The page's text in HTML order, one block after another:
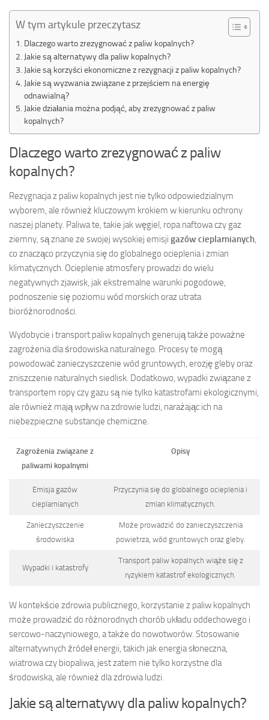
W tym artykule przeczytasz
Dlaczego warto zrezygnować z paliw kopalnych?
Jakie są alternatywy dla paliw kopalnych?
Jakie są korzyści ekonomiczne z rezygnacji z paliw kopalnych?
Jakie są wyzwania związane z przejściem na energię
odnawialną?
Jakie działania można podjąć, aby zrezygnować z paliw
kopalnych?
Dlaczego warto zrezygnować z paliw
kopalnych?
Rezygnacja z paliw kopalnych jest nie tylko odpowiedzialnym
wyborem, ale również kluczowym krokiem w kierunku ochrony
naszej planety. Paliwa te, takie jak węgiel, ropa naftowa czy gaz
ziemny, są znane ze swojej wysokiej emisji gazów cieplarnianych,
co znacząco przyczynia się do globalnego ocieplenia i zmian
klimatycznych. Ocieplenie atmosfery prowadzi do wielu
negatywnych zjawisk, jak ekstremalne warunki pogodowe,
podnoszenie się poziomu wód morskich oraz utrata
bioróżnorodności.
Wydobycie i transport paliw kopalnych generują także poważne
zagrożenia dla środowiska naturalnego. Procesy te mogą
powodować zanieczyszczenie wód gruntowych, erozję gleby oraz
zniszczenie naturalnych siedlisk. Dodatkowo, wypadki związane z
transportem ropy czy gazu są nie tylko katastrofami ekologicznymi,
ale również mają wpływ na zdrowie ludzi, narażając ich na
niebezpieczne substancje chemiczne.
Zagrożenia związane z
paliwami kopalnymi
Opisy
Emisja gazów
cieplarnianych
Przyczynia się do globalnego ocieplenia i
zmian klimatycznych.
Zanieczyszczenie
środowiska
Może prowadzić do zanieczyszczenia
powietrza, wód gruntowych oraz gleby.
Wypadki i katastrofy
Transport paliw kopalnych wiąże się z
ryzykiem katastrof ekologicznych.
W kontekście zdrowia publicznego, korzystanie z paliw kopalnych
może prowadzić do różnorodnych chorób układu oddechowego i
sercowo-naczyniowego, a także do nowotworów. Stosowanie
alternatywnych źródeł energii, takich jak energia słoneczna,
wiatrowa czy biopaliwa, jest zatem nie tylko korzystne dla
środowiska, ale również dla zdrowia ludzi.
Jakie są alternatywy dla paliw kopalnych?